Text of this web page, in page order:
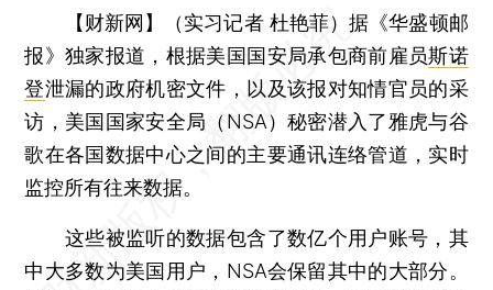
【财新网】（实习记者 杜艳菲）据《华盛顿邮
报》独家报道，根据美国国安局承包商前雇员斯诺
登泄漏的政府机密文件，以及该报对知情官员的采
访，美国国家安全局（NSA）秘密潜入了雅虎与谷
歌在各国数据中心之间的主要通讯连络管道，实时
监控所有往来数据。
这些被监听的数据包含了数亿个用户账号，其
中大多数为美国用户，NSA会保留其中的大部分。